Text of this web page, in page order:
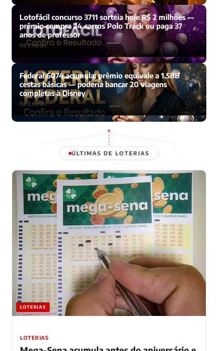
Lotofácil concurso 3711 sorteia hoje R$ 2 milhões —
prêmio compra 24 carros Polo Track ou paga 37
anos de professor
Há 2 meses
Federal 6074 acumula: prêmio equivale a 1.588
cestas básicas — poderia bancar 20 viagens
completas à Disney
Há 2 meses
ÚLTIMAS DE LOTERIAS
LOTERIAS
LOTERIAS